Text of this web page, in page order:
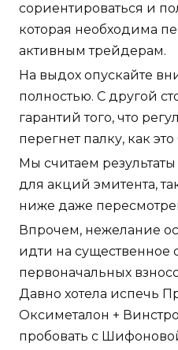
сориентироваться и
которая необходима
активным трейдерам.
На выдох опускайте
полностью. С другой
гарантий того, что
перегнет палку, как
Мы считаем
для акций эмитента,
ниже даже
Впрочем, нежелание
идти на существенное
первоначальных
Давно хотела испечь
Оксиметалон +
пробовать с